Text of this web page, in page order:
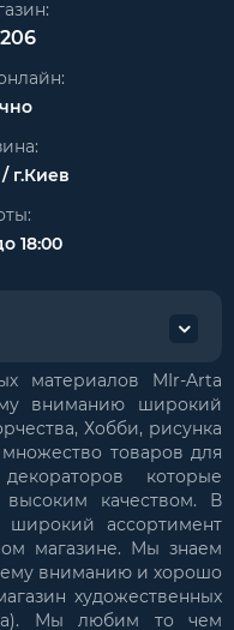
г.Киев
18:00
материалов MIr-Arta
вниманию широкий
Хобби, рисунка
товаров для
которые
высоким качеством. В
ассортимент
магазине. Мы знаем
вниманию и хорошо
художественных
Мы любим то чем